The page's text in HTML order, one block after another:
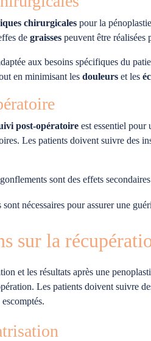
chirurgicales pour la
de graisses peuvent être réalisées
aux besoins spécifiques du
en minimisant les douleurs et les
post-opératoire est essentiel pour
Les patients doivent suivre des
sont des effets
nécessaires pour assurer une
sur la
et les résultats après une
Les patients doivent suivre